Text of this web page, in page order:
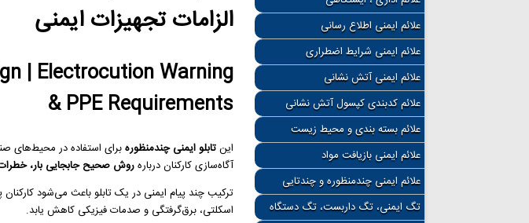
علائم ایمنی اطلاع رسانی
علائم ایمنی شرایط اضطراری
علائم ایمنی آتش نشانی
علائم کدبندی کپسول آتش نشانی
علائم بسته بندی و محیط زیست
علائم ایمنی بازیافت مواد
علائم ایمنی چندمنظوره و چندتایی
تگ ایمنی، تگ داربست، تگ دستگاه
الزامات تجهیزات ایمنی
| Electrocution Warning
& PPE Requirements
اینتابلو ایمنی چندمنظورهبرای استفاده در محیط‌های
آگاه‌سازی کارکنان دربارهروش صحیح جابجایی بار، خطرات
ترکیب چند پیام ایمنی در یک تابلو باعث می‌شود
اسکلتی، برق‌گرفتگی و صدمات فیزیکی کاهش یابد.